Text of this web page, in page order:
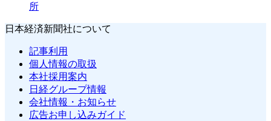
所
日本経済新聞社について
記事利用
個人情報の取扱
本社採用案内
日経グループ情報
会社情報・お知らせ
広告お申し込みガイド